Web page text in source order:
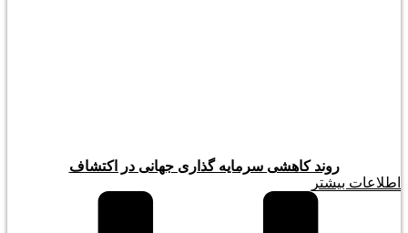
روند کاهشی سرمایه گذاری جهانی در اکتشاف
اطلاعات بیشتر